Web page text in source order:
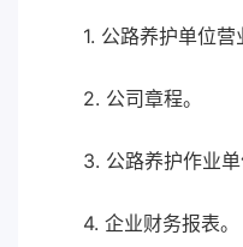
1. 公路养护单位营
2. 公司章程。
3. 公路养护作业单
4. 企业财务报表。